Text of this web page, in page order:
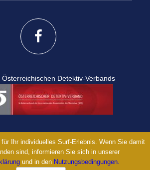
Österreichischen Detektiv-Verbands
Mallaun 2018
Ihr individuelles Surf-Erlebnis. Wenn Sie damit
sind, informieren Sie sich in unserer
und in den Nutzungsbedingungen.